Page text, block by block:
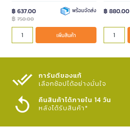
฿ 637.00
฿ 750.00
พร้อมจัดส่ง
เพิ่มสินค้า
฿ 880.00
การันตีของแท้
เลือกช้อปได้อย่างมั่นใจ​
คืนสินค้าได้ภายใน 14 วัน
หลังได้รับสินค้า*